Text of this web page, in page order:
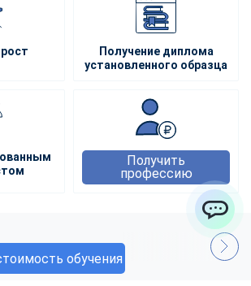
обучения
Получение диплома
установленного образца
Получить
профессию